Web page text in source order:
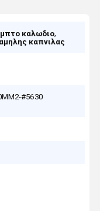
καλωδιο,
καπνιλας
#5630